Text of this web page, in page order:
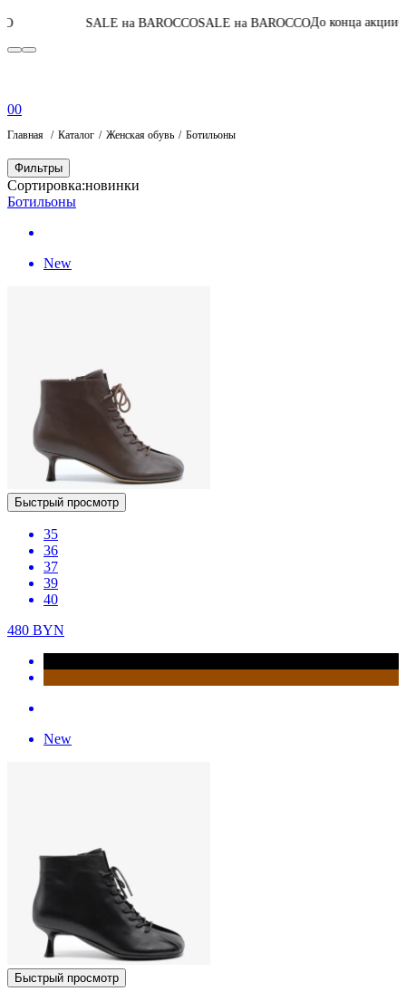
SALE на BAROCCOSALE на BAROCCOДо конца акции07:04:49:36
00
Главная Каталог Женская обувь Ботильоны
Фильтры
Сортировка:новинки
Ботильоны
New
Быстрый просмотр
35
36
37
39
40
480 BYN
New
Быстрый просмотр